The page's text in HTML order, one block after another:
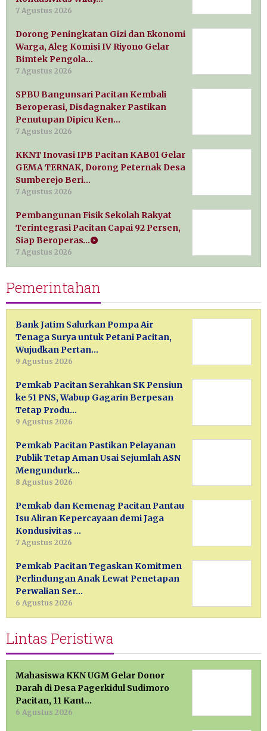
7 Agustus 2026
Dorong Peningkatan Gizi dan Ekonomi
Warga, Aleg Komisi IV Riyono Gelar
Bimtek Pengola…
7 Agustus 2026
SPBU Bangunsari Pacitan Kembali
Beroperasi, Disdagnaker Pastikan
Penutupan Dipicu Ken…
7 Agustus 2026
KKNT Inovasi IPB Pacitan KAB01 Gelar
GEMA TERNAK, Dorong Peternak Desa
Sumberejo Beri…
7 Agustus 2026
Pembangunan Fisik Sekolah Rakyat
Terintegrasi Pacitan Capai 92 Persen,
Siap Beroperas…
7 Agustus 2026
Pemerintahan
Bank Jatim Salurkan Pompa Air
Tenaga Surya untuk Petani Pacitan,
Wujudkan Pertan…
9 Agustus 2026
Pemkab Pacitan Serahkan SK Pensiun
ke 51 PNS, Wabup Gagarin Berpesan
Tetap Produ…
9 Agustus 2026
Pemkab Pacitan Pastikan Pelayanan
Publik Tetap Aman Usai Sejumlah ASN
Mengundurk…
8 Agustus 2026
Pemkab dan Kemenag Pacitan Pantau
Isu Aliran Kepercayaan demi Jaga
Kondusivitas …
7 Agustus 2026
Pemkab Pacitan Tegaskan Komitmen
Perlindungan Anak Lewat Penetapan
Perwalian Ser…
6 Agustus 2026
Lintas Peristiwa
Mahasiswa KKN UGM Gelar Donor
Darah di Desa Pagerkidul Sudimoro
Pacitan, 11 Kant…
6 Agustus 2026